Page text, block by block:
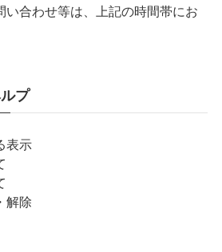
い合わせ等は、上記の時間帯にお
プ
表示
解除